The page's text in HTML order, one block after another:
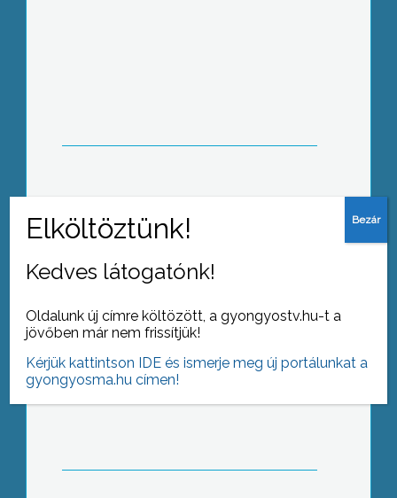
Aranygyűrű Abasár polgármesterének
Kedves látogatónk!
Oldalunk új címre költözött, a gyongyostv.hu-t a
jövőben már nem frissítjük!
Kérjük kattintson IDE és ismerje meg új portálunkat a
gyongyosma.hu címen!